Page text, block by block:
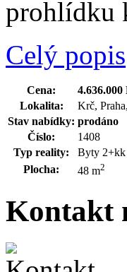
prohlídku
Celý popis
Cena: 4.636.000
Lokalita:
Krč,
Stav nabídky: prodáno
Číslo:
1408
Typ reality:
Byty
Plocha:
48 m2
Kontakt